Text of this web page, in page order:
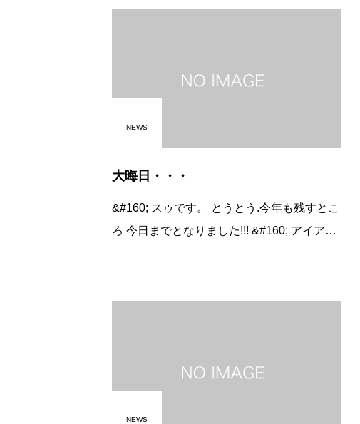
敷にご案内。
NEWS
大晦日・・・
&#160; スゥです。 とうとう.今年も残すとこ
ろ 今日までとなりました!!! &#160; アイアイ
NEWS